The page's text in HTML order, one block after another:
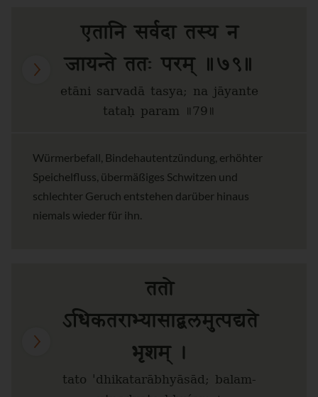
एतानि सर्वदा तस्य न
जायन्ते ततः परम् ॥७९॥
etāni sarvadā tasya; na jāyante
tataḥ param ॥79॥
Würmerbefall, Bindehautentzündung, erhöhter
Speichelfluss, übermäßiges Schwitzen und
schlechter Geruch entstehen darüber hinaus
niemals wieder für ihn.
ततो
ऽधिकतराभ्यासाद्बलमुत्पद्यते
भृशम् ।
tato 'dhikatarābhyāsād; balam-